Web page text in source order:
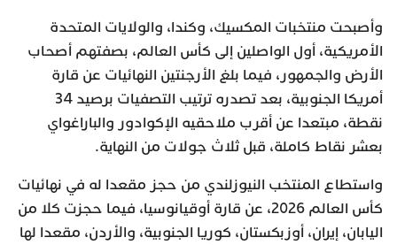
وأصبحت منتخبات المكسيك، وكندا، والولايات المتحدة
الأمريكية، أول الواصلين إلى كأس العالم، بصفتهم أصحاب
الأرض والجمهور، فيما بلغ الأرجنتين النهائيات عن قارة
أمريكا الجنوبية، بعد تصدره ترتيب التصفيات برصيد 34
نقطة، مبتعدا عن أقرب ملاحقيه الإكوادور والباراغواي
بعشر نقاط كاملة، قبل ثلاث جولات من النهاية.
واستطاع المنتخب النيوزلندي من حجز مقعدا له في نهائيات
كأس العالم 2026، عن قارة أوقيانوسيا، فيما حجزت كلا من
اليابان، إيران، أوزبكستان، كوريا الجنوبية، والأردن، مقعدا لها